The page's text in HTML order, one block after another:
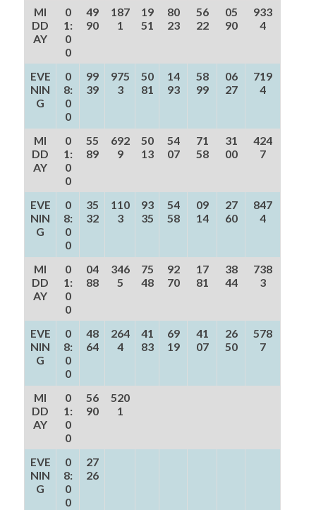
MI
DD
AY
0
1:
0
0
49
90
187
1
19
51
80
23
56
22
05
90
933
4
EVE
NIN
G
0
8:
0
0
99
39
975
3
50
81
14
93
58
99
06
27
719
4
MI
DD
AY
0
1:
0
0
55
89
692
9
50
13
54
07
71
58
31
00
424
7
EVE
NIN
G
0
8:
0
0
35
32
110
3
93
35
54
58
09
14
27
60
847
4
MI
DD
AY
0
1:
0
0
04
88
346
5
75
48
92
70
17
81
38
44
738
3
EVE
NIN
G
0
8:
0
0
48
64
264
4
41
83
69
19
41
07
26
50
578
7
MI
DD
AY
0
1:
0
0
56
90
520
1
EVE
NIN
G
0
8:
0
0
27
26